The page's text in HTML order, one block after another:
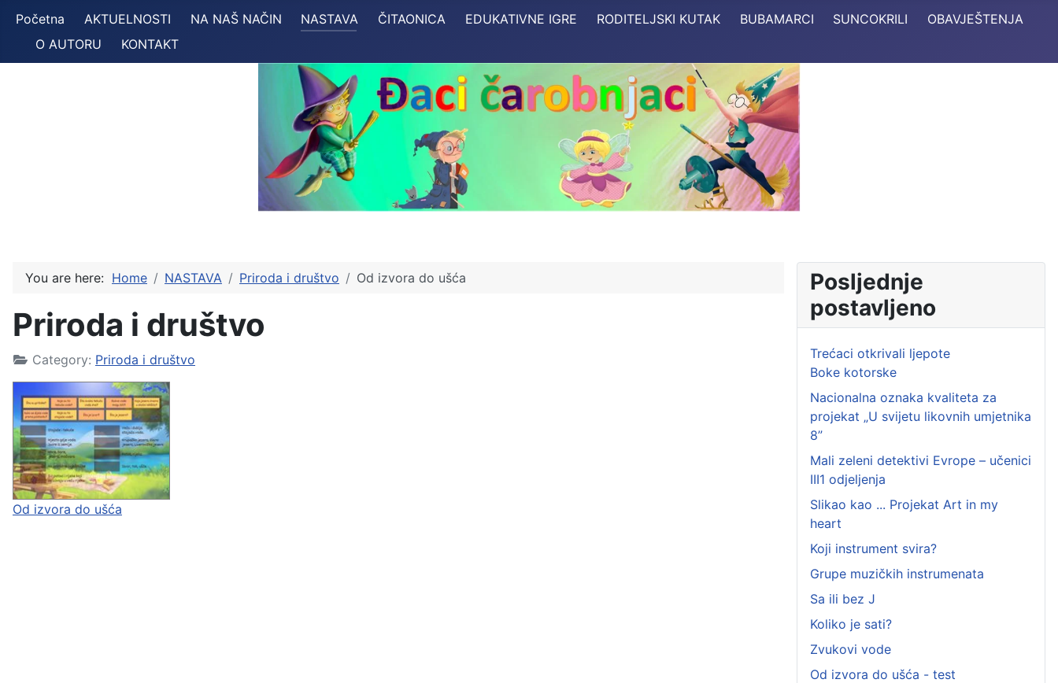
Početna AKTUELNOSTI NA NAŠ NAČIN NASTAVA ČITAONICA EDUKATIVNE IGRE RODITELJSKI KUTAK BUBAMARCI SUNCOKRILI
OBAVJEŠTENJA
O AUTORU
KONTAKT
You are here: Home NASTAVA Priroda i društvo Od izvora do ušća
Priroda i društvo
Category: Priroda i društvo
Od izvora do ušća
Posljednje
postavljeno
Trećaci otkrivali ljepote
Boke kotorske
Nacionalna oznaka kvaliteta za
projekat „U svijetu likovnih umjetnika
8”
Mali zeleni detektivi Evrope – učenici
III1 odjeljenja
Slikao kao ... Projekat Art in my
heart
Koji instrument svira?
Grupe muzičkih instrumenata
Sa ili bez J
Koliko je sati?
Zvukovi vode
Od izvora do ušća - test